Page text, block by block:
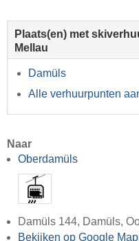
Plaats(en) met
Mellau
Damüls
Alle verhuurpunten
Naar
Oberdamüls
Damüls 144, Damüls,
Bekijken op Google